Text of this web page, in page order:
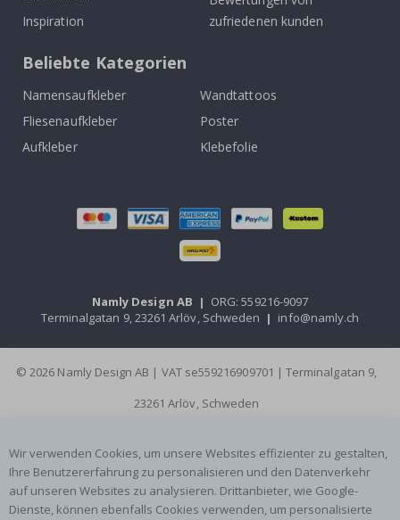
Inspiration
zufriedenen kunden
Beliebte Kategorien
Namensaufkleber
Wandtattoos
Fliesenaufkleber
Poster
Aufkleber
Klebefolie
Namly Design AB | ORG: 559216-9097
Terminalgatan 9, 23261 Arlöv, Schweden | info@namly.ch
© 2026 Namly Design AB | VAT se559216909701 | Terminalgatan 9,
23261 Arlöv, Schweden
Wir verwenden Cookies, um unsere Websites effizienter zu gestalten,
Ihre Benutzererfahrung zu personalisieren und den Datenverkehr
auf unseren Websites zu analysieren. Drittanbieter, wie Google-
Dienste, können ebenfalls Cookies verwenden, um personalisierte